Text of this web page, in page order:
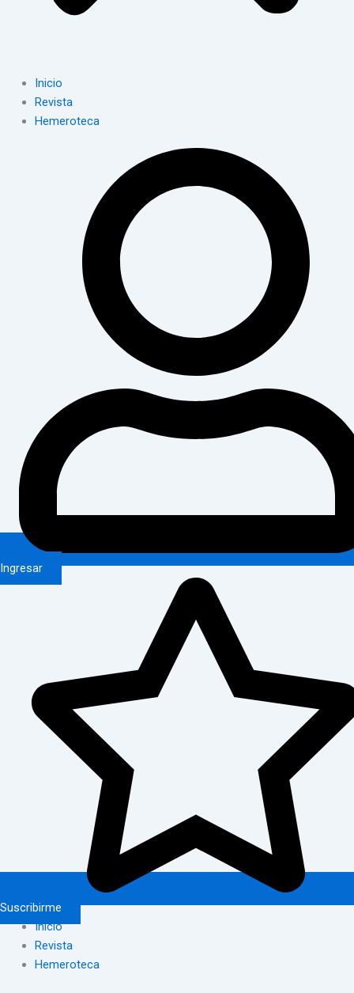
Inicio
Revista
Hemeroteca
Ingresar
Suscribirme
Inicio
Revista
Hemeroteca